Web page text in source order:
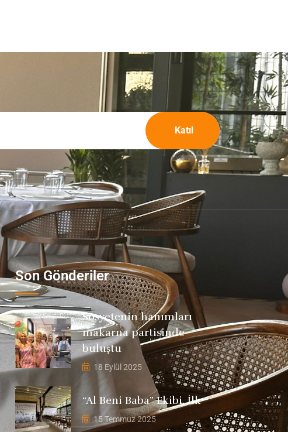
Katıl
Son Gönderiler
Sosyetenin hanımları
makarna partisinde
buluştu
18 Eylül 2025
“Al Beni Baba” Ekibi, İlk
15 Temmuz 2025